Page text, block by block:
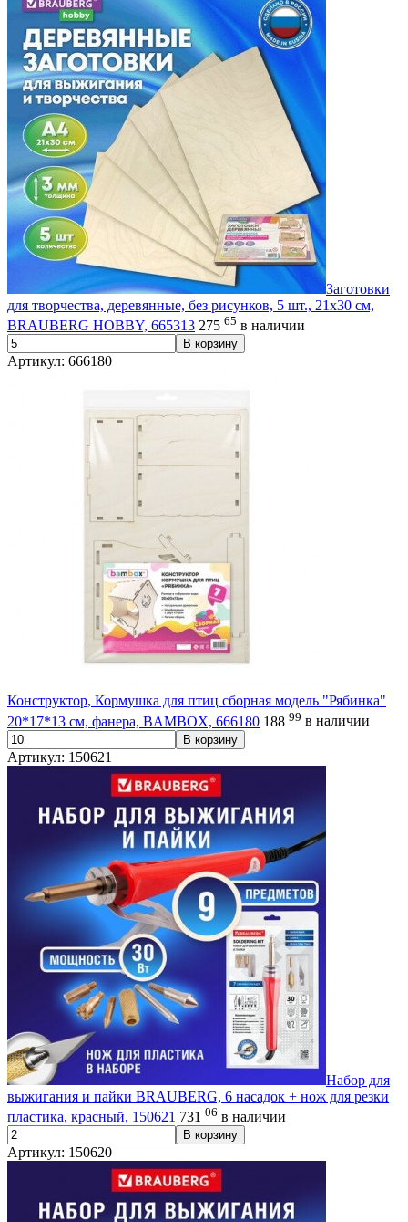
Заготовки
для творчества, деревянные, без рисунков, 5 шт., 21х30 см,
BRAUBERG HOBBY, 665313 275 65 в наличии
В корзину
Артикул: 666180
Конструктор, Кормушка для птиц сборная модель "Рябинка"
20*17*13 см, фанера, BAMBOX, 666180 188 99 в наличии
В корзину
Артикул: 150621
Набор для
выжигания и пайки BRAUBERG, 6 насадок + нож для резки
пластика, красный, 150621 731 06 в наличии
В корзину
Артикул: 150620